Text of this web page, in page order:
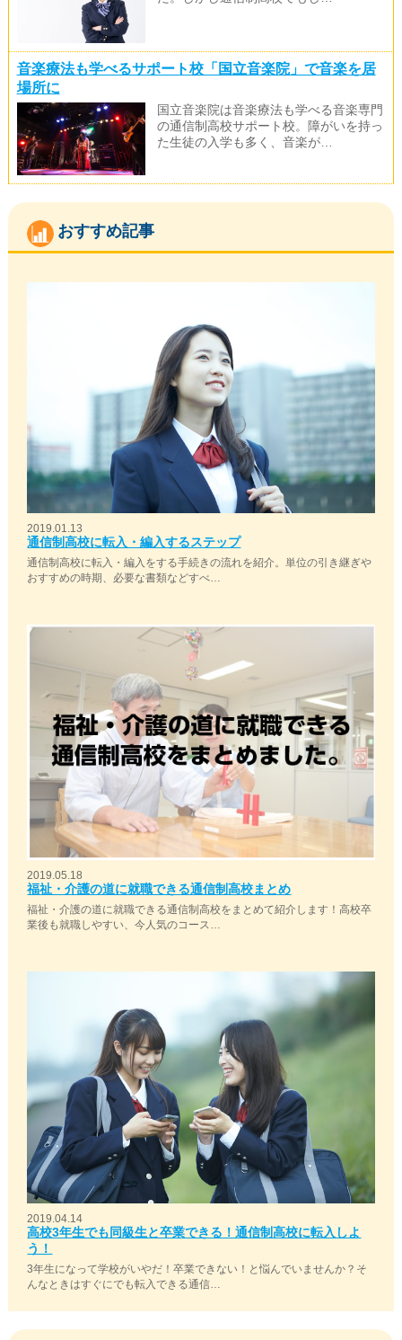
音楽療法も学べるサポート校「国立音楽院」で音楽を居
場所に
国立音楽院は音楽療法も学べる音楽専門
の通信制高校サポート校。障がいを持っ
た生徒の入学も多く、音楽が…
おすすめ記事
2019.01.13
通信制高校に転入・編入するステップ
通信制高校に転入・編入をする手続きの流れを紹介。単位の引き継ぎや
おすすめの時期、必要な書類などすべ…
2019.05.18
福祉・介護の道に就職できる通信制高校まとめ
福祉・介護の道に就職できる通信制高校をまとめて紹介します！高校卒
業後も就職しやすい、今人気のコース…
2019.04.14
高校3年生でも同級生と卒業できる！通信制高校に転入しよ
う！
3年生になって学校がいやだ！卒業できない！と悩んでいませんか？そ
んなときはすぐにでも転入できる通信…